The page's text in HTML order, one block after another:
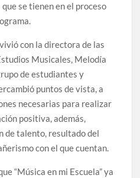
se tienen en el proceso
con la directora de las
Musicales, Melodía
de estudiantes y
puntos de vista, a
necesarias para realizar
positiva, además,
de talento, resultado del
con el que cuentan.
“Música en mi Escuela” ya